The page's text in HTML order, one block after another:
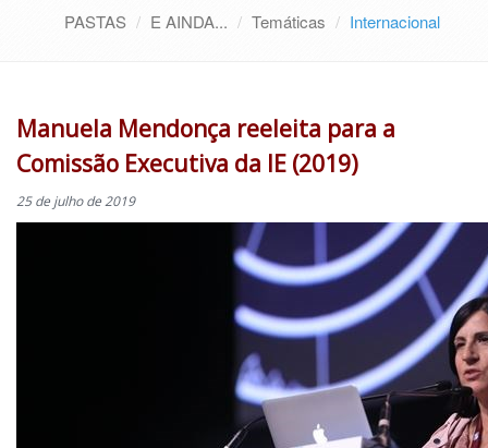
PASTAS E AINDA... Temáticas Internacional
Manuela Mendonça reeleita para a
Comissão Executiva da IE (2019)
25 de julho de 2019